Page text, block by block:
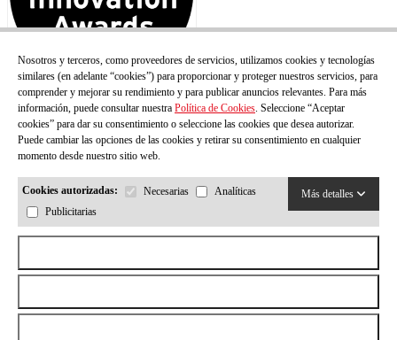
Nosotros y terceros, como proveedores de servicios, utilizamos cookies y tecnologías
similares (en adelante “cookies”) para proporcionar y proteger nuestros servicios, para
comprender y mejorar su rendimiento y para publicar anuncios relevantes. Para más
información, puede consultar nuestra Política de Cookies. Seleccione “Aceptar
cookies” para dar su consentimiento o seleccione las cookies que desea autorizar.
Puede cambiar las opciones de las cookies y retirar su consentimiento en cualquier
momento desde nuestro sitio web.
Cookies autorizadas: Necesarias
Analíticas
Publicitarias
Más detalles